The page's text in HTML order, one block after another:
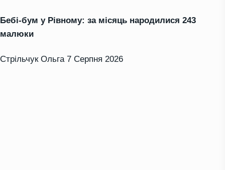
Бебі-бум у Рівному: за місяць народилися 243
малюки
Стрільчук Ольга 7 Серпня 2026